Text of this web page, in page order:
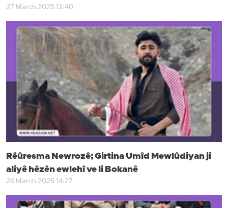
27 March 2025 12:40
Rêûresma Newrozê; Girtina Umîd Mewlûdiyan ji
aliyê hêzên ewlehî ve li Bokanê
26 March 2025 14:27